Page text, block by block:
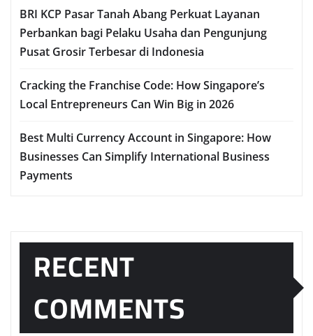
BRI KCP Pasar Tanah Abang Perkuat Layanan
Perbankan bagi Pelaku Usaha dan Pengunjung
Pusat Grosir Terbesar di Indonesia
Cracking the Franchise Code: How Singapore’s
Local Entrepreneurs Can Win Big in 2026
Best Multi Currency Account in Singapore: How
Businesses Can Simplify International Business
Payments
RECENT
COMMENTS